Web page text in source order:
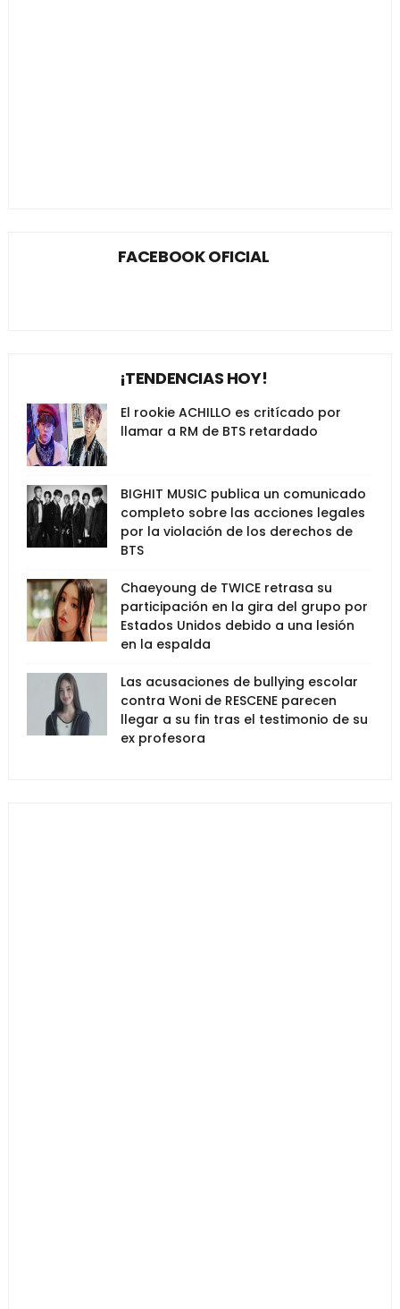
FACEBOOK OFICIAL
¡TENDENCIAS HOY!
El rookie ACHILLO es critícado por
llamar a RM de BTS retardado
BIGHIT MUSIC publica un comunicado
completo sobre las acciones legales
por la violación de los derechos de
BTS
Chaeyoung de TWICE retrasa su
participación en la gira del grupo por
Estados Unidos debido a una lesión
en la espalda
Las acusaciones de bullying escolar
contra Woni de RESCENE parecen
llegar a su fin tras el testimonio de su
ex profesora